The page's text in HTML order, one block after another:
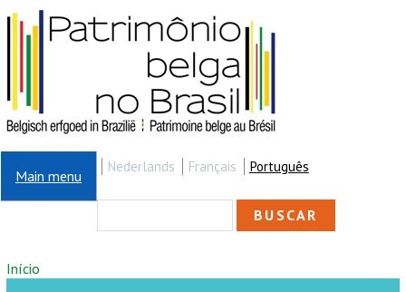
Pular para o conteúdo principal
Main menu
Nederlands Français Português
FORMULÁRIO DE
BUSCA
VOCÊ ESTÁ AQUI
Início